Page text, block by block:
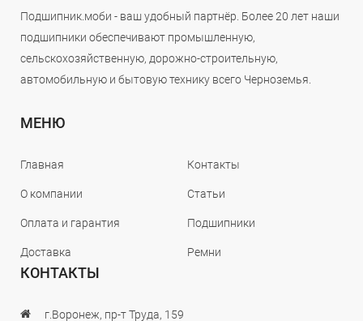
Подшипник.моби - ваш удобный партнёр. Более 20 лет наши
подшипники обеспечивают промышленную,
сельскохозяйственную, дорожно-строительную,
автомобильную и бытовую технику всего Черноземья.
МЕНЮ
Главная
О компании
Оплата и гарантия
Доставка
Контакты
Статьи
Подшипники
Ремни
КОНТАКТЫ
г.Воронеж, пр-т Труда, 159